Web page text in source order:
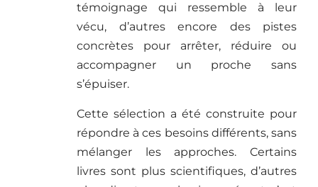
témoignage qui ressemble à leur
vécu, d’autres encore des pistes
concrètes pour arrêter, réduire ou
accompagner un proche sans
s’épuiser.
Cette sélection a été construite pour
répondre à ces besoins différents, sans
mélanger les approches. Certains
livres sont plus scientifiques, d’autres